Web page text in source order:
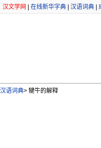
汉文学网 在线新华字典 汉语词典
汉语词典> 犍牛的解释